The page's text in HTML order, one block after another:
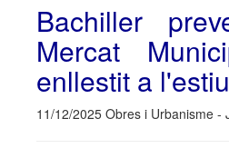
Bachiller
Mercat
enllestit a l'estiu
11/12/2025 Obres i Urbanisme -